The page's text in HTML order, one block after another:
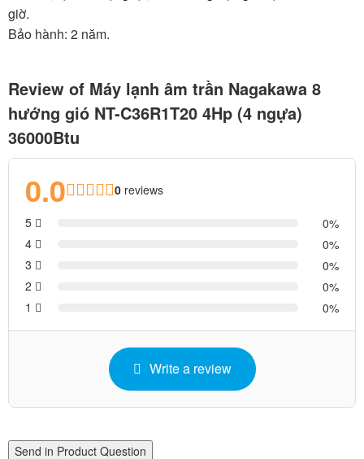
giờ.
Bảo hành: 2 năm.
Review of Máy lạnh âm trần Nagakawa 8
hướng gió NT-C36R1T20 4Hp (4 ngựa)
36000Btu
0.0 0 reviews
5
0
4
0
3
0
2
0
1
0
Write a review
Send in Product Question